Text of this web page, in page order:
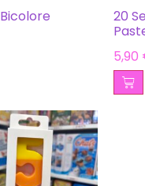
20
5,90